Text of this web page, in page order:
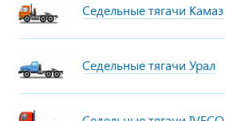
Седельные тягачи Камаз
Седельные тягачи Урал